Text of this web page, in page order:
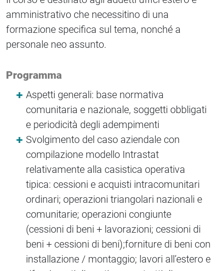
amministrativo che necessitino di una
formazione specifica sul tema, nonché a
personale neo assunto.
Programma
Aspetti generali: base normativa
comunitaria e nazionale, soggetti obbligati
e periodicità degli adempimenti
Svolgimento del caso aziendale con
compilazione modello Intrastat
relativamente alla casistica operativa
tipica: cessioni e acquisti intracomunitari
ordinari; operazioni triangolari nazionali e
comunitarie; operazioni congiunte
(cessioni di beni + lavorazioni; cessioni di
beni + cessioni di beni);forniture di beni con
installazione / montaggio; lavori all’estero e